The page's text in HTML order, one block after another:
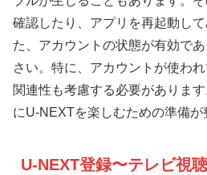
確認したり、アプリを再起動し
た、アカウントの状態が有効で
さい。特に、アカウントが使わ
関連性も考慮する必要がありま
にU-NEXTを楽しむための準備が
U-NEXT登録〜テレビ視